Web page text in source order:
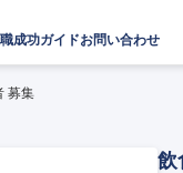
成功ガイドお問い合わせ
募集
飲